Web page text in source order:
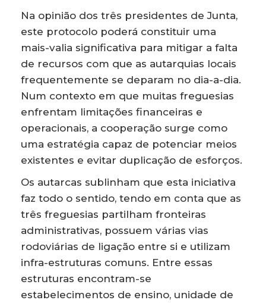
Na opinião dos três presidentes de Junta,
este protocolo poderá constituir uma
mais-valia significativa para mitigar a falta
de recursos com que as autarquias locais
frequentemente se deparam no dia-a-dia.
Num contexto em que muitas freguesias
enfrentam limitações financeiras e
operacionais, a cooperação surge como
uma estratégia capaz de potenciar meios
existentes e evitar duplicação de esforços.
Os autarcas sublinham que esta iniciativa
faz todo o sentido, tendo em conta que as
três freguesias partilham fronteiras
administrativas, possuem várias vias
rodoviárias de ligação entre si e utilizam
infra-estruturas comuns. Entre essas
estruturas encontram-se
estabelecimentos de ensino, unidade de